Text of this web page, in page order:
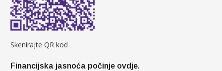
Skenirajte QR kod
Financijska jasnoća počinje ovdje.